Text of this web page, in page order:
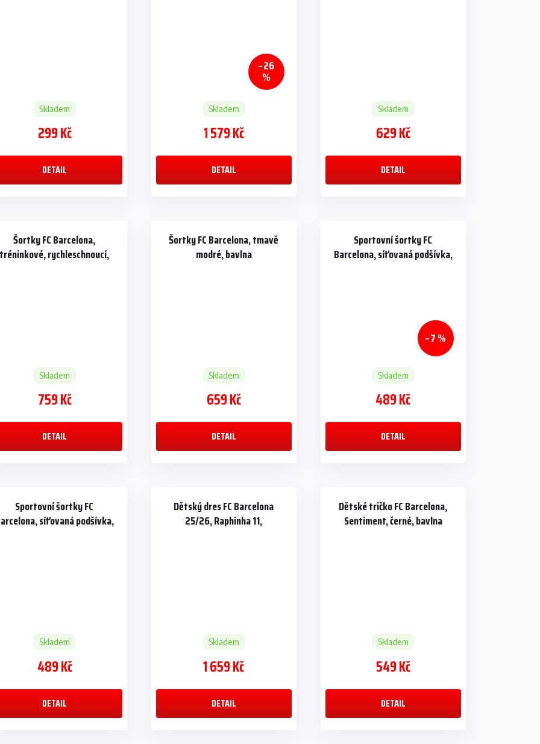
Skladem
299 Kč
DETAIL
–26
%
Skladem
1 579 Kč
DETAIL
Skladem
629 Kč
DETAIL
Šortky FC Barcelona,
tréninkové, rychleschnoucí,
Skladem
759 Kč
DETAIL
Šortky FC Barcelona, tmavě
modré, bavlna
Skladem
659 Kč
DETAIL
Sportovní šortky FC
Barcelona, síťovaná podšívka,
–7 %
Skladem
489 Kč
DETAIL
Sportovní šortky FC
síťovaná podšívka,
Skladem
489 Kč
DETAIL
Dětský dres FC Barcelona
25/26, Raphinha 11,
Skladem
1 659 Kč
DETAIL
Dětské tričko FC Barcelona,
Sentiment, černé, bavlna
Skladem
549 Kč
DETAIL